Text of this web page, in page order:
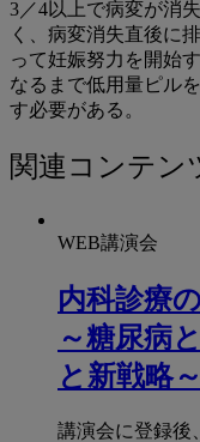
3／4以上で病変が消
く、病変消失直後に
って妊娠努力を開始
なるまで低用量ピル
す必要がある。
関連コンテン
WEB講演会
内科診療
～糖尿病
と新戦略～
講演会に登録後